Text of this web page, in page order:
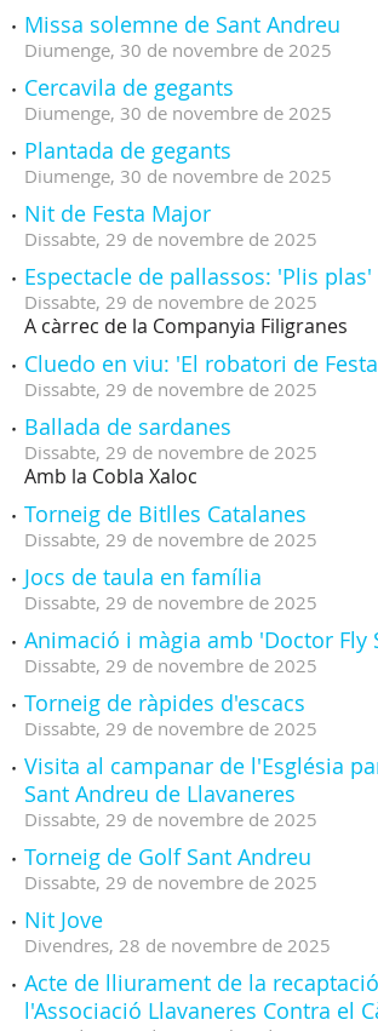
Missa solemne de Sant Andreu
Diumenge, 30 de novembre de 2025
Cercavila de gegants
Diumenge, 30 de novembre de 2025
Plantada de gegants
Diumenge, 30 de novembre de 2025
Nit de Festa Major
Dissabte, 29 de novembre de 2025
Espectacle de pallassos: 'Plis plas'
Dissabte, 29 de novembre de 2025
A càrrec de la Companyia Filigranes
Cluedo en viu: 'El robatori de
Dissabte, 29 de novembre de 2025
Ballada de sardanes
Dissabte, 29 de novembre de 2025
Amb la Cobla Xaloc
Torneig de Bitlles Catalanes
Dissabte, 29 de novembre de 2025
Jocs de taula en família
Dissabte, 29 de novembre de 2025
Animació i màgia amb 'Doctor Fly
Dissabte, 29 de novembre de 2025
Torneig de ràpides d'escacs
Dissabte, 29 de novembre de 2025
Visita al campanar de l'Església
Sant Andreu de Llavaneres
Dissabte, 29 de novembre de 2025
Torneig de Golf Sant Andreu
Dissabte, 29 de novembre de 2025
Nit Jove
Divendres, 28 de novembre de 2025
Acte de lliurament de la
l'Associació Llavaneres Contra el